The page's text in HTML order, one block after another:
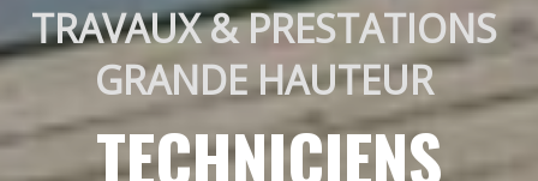
TRAVAUX & PRESTATIONS
GRANDE HAUTEUR
TECHNICIENS